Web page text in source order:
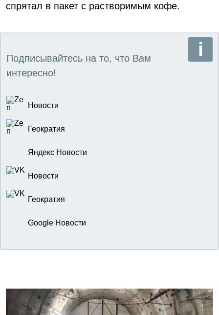
спрятал в пакет с растворимым кофе.
Подписывайтесь на то, что Вам
интересно!
Новости
Геократия
Яндекс Новости
Новости
Геократия
Google Новости